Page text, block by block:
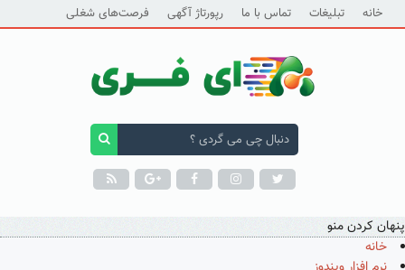
خانه تبلیغات تماس با ما رپورتاژ آگهی فرصت‌های شغلی
پنهان کردن منو
خانه